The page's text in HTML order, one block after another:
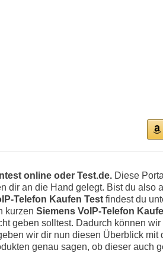
online oder Test.de. Diese
dir an die Hand gelegt. Bist du also
Telefon Kaufen Test findest du
kurzen Siemens VoIP-Telefon
geben solltest. Dadurch können
wir dir nun diesen Überblick mit
genau sagen, ob dieser auch